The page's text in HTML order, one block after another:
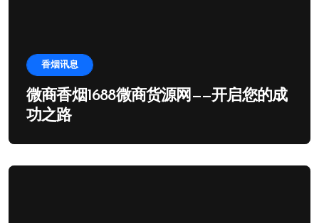
香烟讯息
微商香烟1688微商货源网——开启您的成
功之路